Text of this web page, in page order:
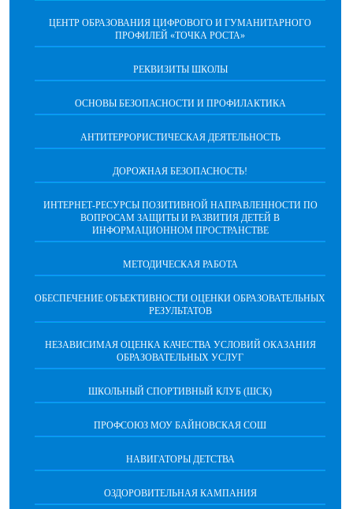
ЦЕНТР ОБРАЗОВАНИЯ ЦИФРОВОГО И ГУМАНИТАРНОГО
ПРОФИЛЕЙ «ТОЧКА РОСТА»
РЕКВИЗИТЫ ШКОЛЫ
ОСНОВЫ БЕЗОПАСНОСТИ И ПРОФИЛАКТИКА
АНТИТЕРРОРИСТИЧЕСКАЯ ДЕЯТЕЛЬНОСТЬ
ДОРОЖНАЯ БЕЗОПАСНОСТЬ!
ИНТЕРНЕТ-РЕСУРСЫ ПОЗИТИВНОЙ НАПРАВЛЕННОСТИ ПО
ВОПРОСАМ ЗАЩИТЫ И РАЗВИТИЯ ДЕТЕЙ В
ИНФОРМАЦИОННОМ ПРОСТРАНСТВЕ
МЕТОДИЧЕСКАЯ РАБОТА
ОБЕСПЕЧЕНИЕ ОБЪЕКТИВНОСТИ ОЦЕНКИ ОБРАЗОВАТЕЛЬНЫХ
РЕЗУЛЬТАТОВ
НЕЗАВИСИМАЯ ОЦЕНКА КАЧЕСТВА УСЛОВИЙ ОКАЗАНИЯ
ОБРАЗОВАТЕЛЬНЫХ УСЛУГ
ШКОЛЬНЫЙ СПОРТИВНЫЙ КЛУБ (ШСК)
ПРОФСОЮЗ МОУ БАЙНОВСКАЯ СОШ
НАВИГАТОРЫ ДЕТСТВА
ОЗДОРОВИТЕЛЬНАЯ КАМПАНИЯ